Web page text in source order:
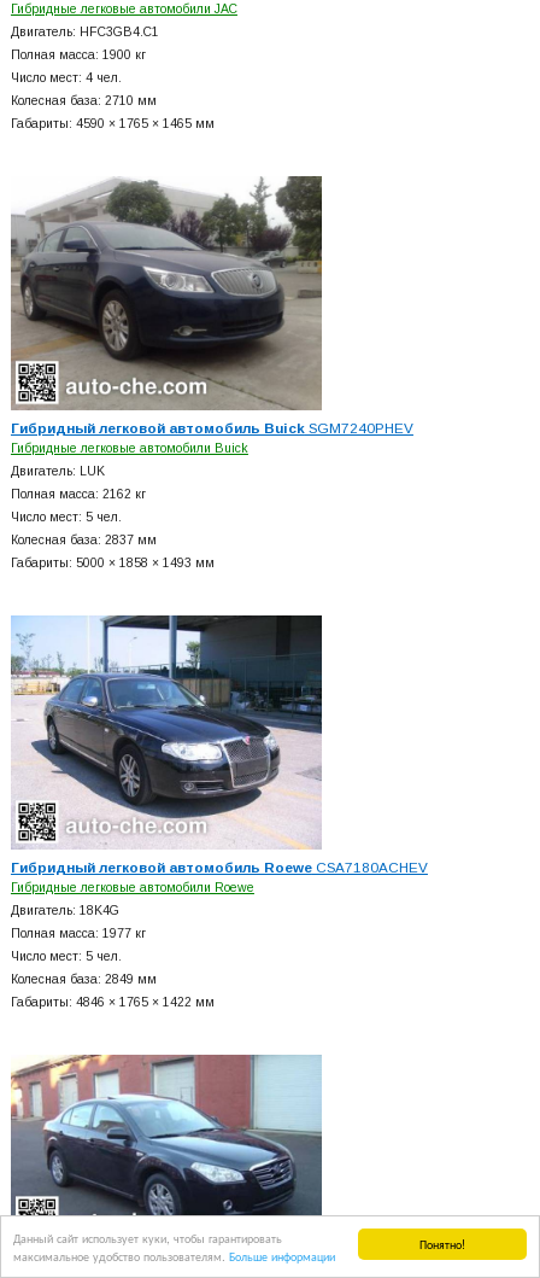
Понятно!
Данный сайт использует куки, чтобы гарантировать
максимальное удобство пользователям. Больше информации
Гибридные легковые автомобили JAC
Двигатель: HFC3GB4.C1
Полная масса: 1900 кг
Число мест: 4 чел.
Колесная база: 2710 мм
Габариты: 4590 × 1765 × 1465 мм
Гибридный легковой автомобиль BuickSGM7240PHEV
Гибридные легковые автомобили Buick
Двигатель: LUK
Полная масса: 2162 кг
Число мест: 5 чел.
Колесная база: 2837 мм
Габариты: 5000 × 1858 × 1493 мм
Гибридный легковой автомобиль RoeweCSA7180ACHEV
Гибридные легковые автомобили Roewe
Двигатель: 18K4G
Полная масса: 1977 кг
Число мест: 5 чел.
Колесная база: 2849 мм
Габариты: 4846 × 1765 × 1422 мм
Гибридный легковой автомобиль HongqiCA7155PHEV